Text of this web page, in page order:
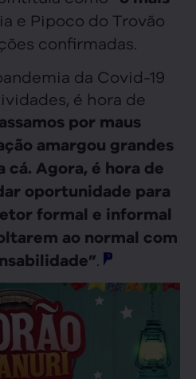
e Pipoco do Trovão
confirmadas.
da Covid-19
é hora de
por maus
amargou grandes
cá. Agora, é hora de
oportunidade para
formal e informal
ao normal com
.